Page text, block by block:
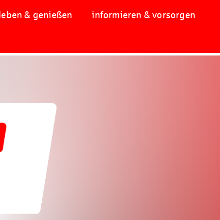
& genießen informieren & vorsorgen